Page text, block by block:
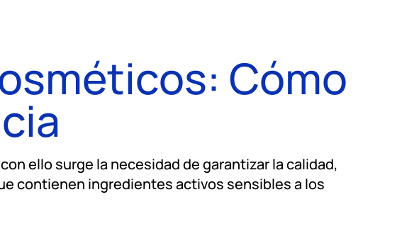
Cómo
ello surge la necesidad de garantizar la calidad,
contienen ingredientes activos sensibles a los